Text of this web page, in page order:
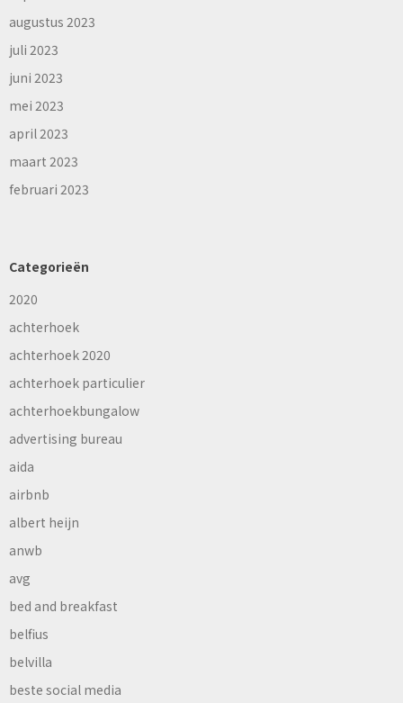
augustus 2023
juli 2023
juni 2023
mei 2023
april 2023
maart 2023
februari 2023
Categorieën
2020
achterhoek
achterhoek 2020
achterhoek particulier
achterhoekbungalow
advertising bureau
aida
airbnb
albert heijn
anwb
avg
bed and breakfast
belfius
belvilla
beste social media